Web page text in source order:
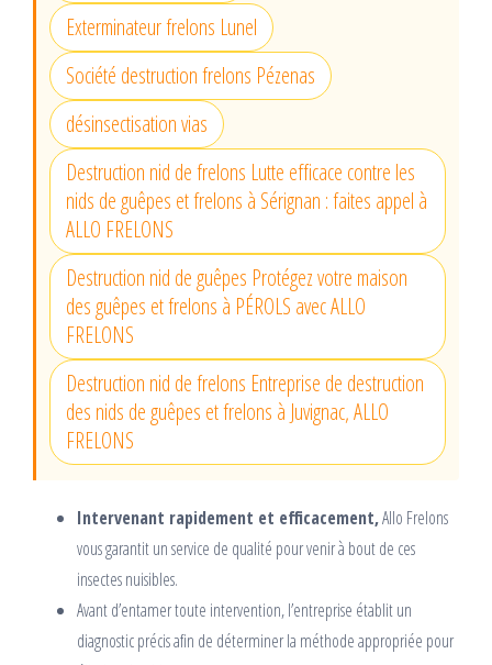
Exterminateur frelons Lunel
Société destruction frelons Pézenas
désinsectisation vias
Destruction nid de frelons Lutte efficace contre les
nids de guêpes et frelons à Sérignan : faites appel à
ALLO FRELONS
Destruction nid de guêpes Protégez votre maison
des guêpes et frelons à PÉROLS avec ALLO
FRELONS
Destruction nid de frelons Entreprise de destruction
des nids de guêpes et frelons à Juvignac, ALLO
FRELONS
Intervenant rapidement et efficacement,Allo Frelons
vous garantit un service de qualité pour venir à bout de ces
insectes nuisibles.
Avant d’entamer toute intervention, l’entreprise établit un
diagnostic précis afin de déterminer la méthode appropriée pour